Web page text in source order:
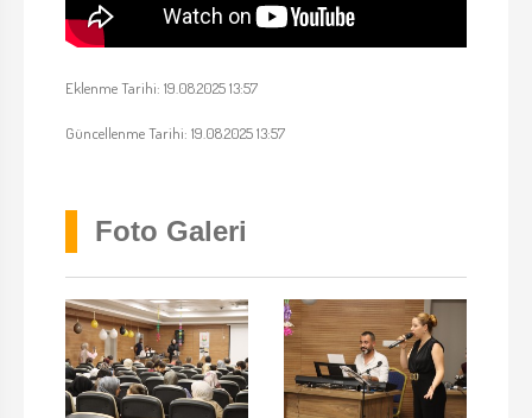
Eklenme Tarihi: 19.08.2025 13:57
Güncellenme Tarihi: 19.08.2025 13:57
Foto Galeri